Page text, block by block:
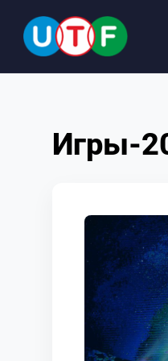
НОВОСТИ
ДОКУМЕНТЫ
ПЕРСОНАЛИИ
Игры-